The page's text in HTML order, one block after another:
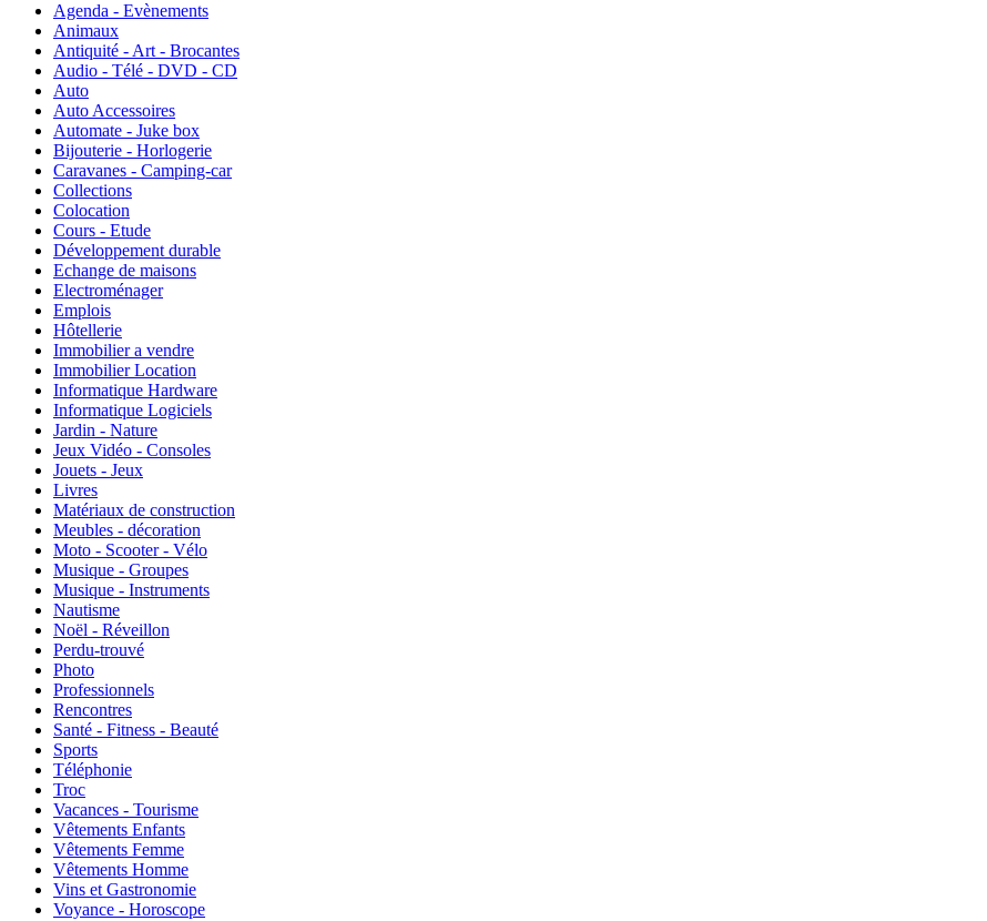
Agenda - Evènements
Animaux
Antiquité - Art - Brocantes
Audio - Télé - DVD - CD
Auto
Auto Accessoires
Automate - Juke box
Bijouterie - Horlogerie
Caravanes - Camping-car
Collections
Colocation
Cours - Etude
Développement durable
Echange de maisons
Electroménager
Emplois
Hôtellerie
Immobilier a vendre
Immobilier Location
Informatique Hardware
Informatique Logiciels
Jardin - Nature
Jeux Vidéo - Consoles
Jouets - Jeux
Livres
Matériaux de construction
Meubles - décoration
Moto - Scooter - Vélo
Musique - Groupes
Musique - Instruments
Nautisme
Noël - Réveillon
Perdu-trouvé
Photo
Professionnels
Rencontres
Santé - Fitness - Beauté
Sports
Téléphonie
Troc
Vacances - Tourisme
Vêtements Enfants
Vêtements Femme
Vêtements Homme
Vins et Gastronomie
Voyance - Horoscope